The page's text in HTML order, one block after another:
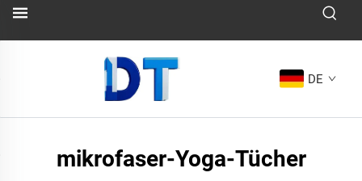
DE
mikrofaser-Yoga-Tücher